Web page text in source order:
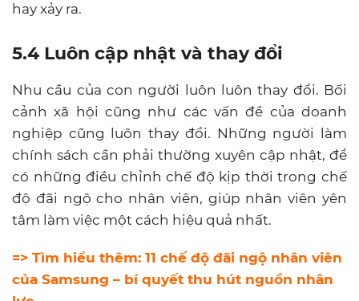
hay xảy ra.
5.4 Luôn cập nhật và thay đổi
Nhu cầu của con người luôn luôn thay đổi. Bối
cảnh xã hội cũng như các vấn đề của doanh
nghiệp cũng luôn thay đổi. Những người làm
chính sách cần phải thường xuyên cập nhật, để
có những điều chỉnh chế độ kịp thời trong chế
độ đãi ngộ cho nhân viên, giúp nhân viên yên
tâm làm việc một cách hiệu quả nhất.
=> Tìm hiểu thêm: 11 chế độ đãi ngộ nhân viên
của Samsung – bí quyết thu hút nguồn nhân